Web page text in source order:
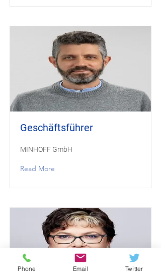
Geschäftsführer
MINHOFF GmbH
Read More
Phone Email Twitter